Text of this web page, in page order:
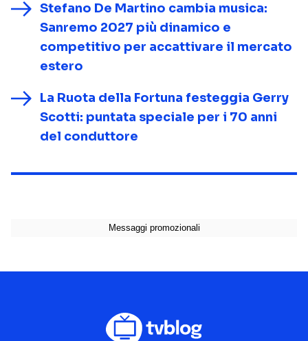
Stefano De Martino cambia musica:
Sanremo 2027 più dinamico e
competitivo per accattivare il mercato
estero
La Ruota della Fortuna festeggia Gerry
Scotti: puntata speciale per i 70 anni
del conduttore